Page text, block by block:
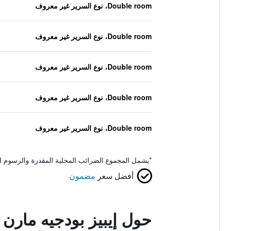
Double room، نوع السرير غير معروف
Double room، نوع السرير غير معروف
Double room، نوع السرير غير معروف
Double room، نوع السرير غير معروف
Double room، نوع السرير غير معروف
*يشمل المجموع الضرائب المحلية المقدرة والرسوم
أفضل سعر مضمون
حول إيبيز بودجيه مارن